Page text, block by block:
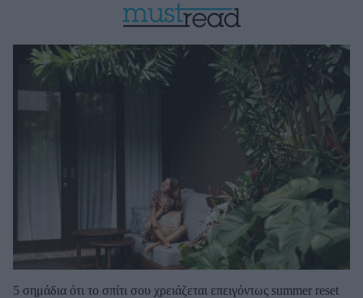
5 σημάδια ότι το σπίτι σου χρειάζεται επειγόντως summer reset